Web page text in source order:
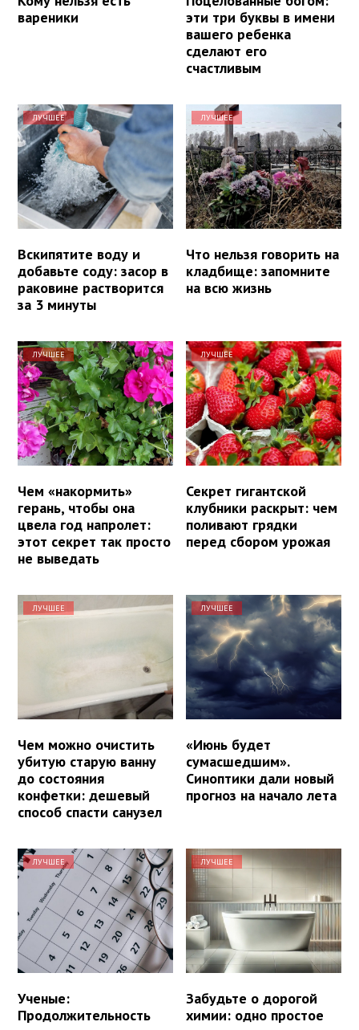
вареники
эти три буквы в имени
вашего ребенка
сделают его
счастливым
ЛУЧШЕЕ
Вскипятите воду и
добавьте соду: засор в
раковине растворится
за 3 минуты
ЛУЧШЕЕ
Что нельзя говорить на
кладбище: запомните
на всю жизнь
ЛУЧШЕЕ
Чем «накормить»
герань, чтобы она
цвела год напролет:
этот секрет так просто
не выведать
ЛУЧШЕЕ
Секрет гигантской
клубники раскрыт: чем
поливают грядки
перед сбором урожая
ЛУЧШЕЕ
Чем можно очистить
убитую старую ванну
до состояния
конфетки: дешевый
способ спасти санузел
ЛУЧШЕЕ
«Июнь будет
сумасшедшим».
Синоптики дали новый
прогноз на начало лета
ЛУЧШЕЕ
Ученые:
Продолжительность
ЛУЧШЕЕ
Забудьте о дорогой
химии: одно простое